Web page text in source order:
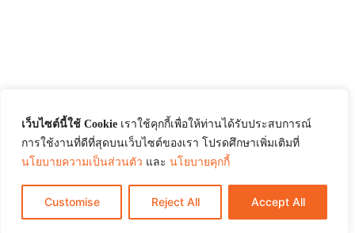
เว็บไซต์นี้ใช้ Cookie เราใช้คุกกี้เพื่อให้ท่านได้รับประสบการณ์
การใช้งานที่ดีที่สุดบนเว็บไซต์ของเรา โปรดศึกษาเพิ่มเติมที่
นโยบายความเป็นส่วนตัว และ นโยบายคุกกี้
Customise Reject All Accept All